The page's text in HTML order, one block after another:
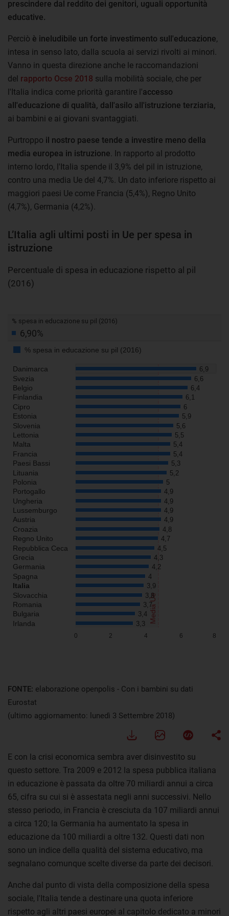
prescindere dal reddito dei genitori, uguali opportunità
educative.
Perciò è ineludibile un forte investimento sull'educazione,
intesa in senso lato, dalla scuola ai servizi rivolti ai minori.
Vanno in questa direzione anche le raccomandazioni
del rapporto Ocse 2018 sulla mobilità sociale, che per
l'Italia indica come priorità garantire l'accesso
all'educazione di qualità, dall'asilo all'istruzione terziaria,
ai bambini e ai giovani svantaggiati.
Purtroppo il nostro paese tende a investire meno della
media europea in istruzione . In rapporto al prodotto
interno lordo, l'Italia spende il 3,9% del pil in istruzione,
contro una media Ue del 4,7%. Un dato inferiore rispetto ai
maggiori paesi Ue come Francia (5,4%), Regno Unito
(4,7%), Germania (4,2%).
L’Italia agli ultimi posti in Ue per spesa in
istruzione
Percentuale di spesa in educazione rispetto al pil
(2016)
FONTE: elaborazione openpolis - Con i bambini su dati
Eurostat
(ultimo aggiornamento: lunedì 3 Settembre 2018)
E con la crisi economica sembra aver disinvestito su
questo settore. Tra 2009 e 2012 la spesa pubblica italiana
in educazione è passata da oltre 70 miliardi annui a circa
65, cifra su cui si è assestata negli anni successivi. Nello
stesso periodo, in Francia è cresciuta da 107 miliardi annui
a circa 120; la Germania ha aumentato la spesa in
educazione da 100 miliardi a oltre 132. Questi dati non
sono un indice della qualità del sistema educativo, ma
segnalano comunque scelte diverse da parte dei decisori.
Anche dal punto di vista della composizione della spesa
sociale, l'Italia tende a destinare una quota inferiore
rispetto agli altri paesi europei al capitolo dedicato a minori